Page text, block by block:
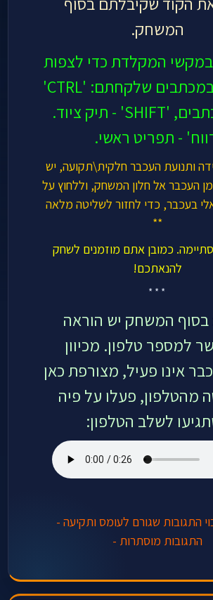
המשחק.
המקלדת כדי לצפות
בחפצים ובמכתבים שלקחתם: 'CTRL'
- יומן מכתבים, 'SHIFT' - תיק ציוד.
- תפריט ראשי.
ותנועת העכבר חלקית\תקועה, יש
העכבר אל חלון המשחק, וללחוץ על
בעכבר, כדי לחזור לשליטה מלאה
**
כמובן אתם מוזמנים לשחק
להנאתכם!
* * *
המשחק יש הוראה
למספר טלפון. מכיוון
אינו פעיל, מצורפת כאן
מהטלפון, פעלו על פיה
לשלב הטלפון:
התגובות שגורם לעומס ותקיעה -
התגובות מוסתרות -